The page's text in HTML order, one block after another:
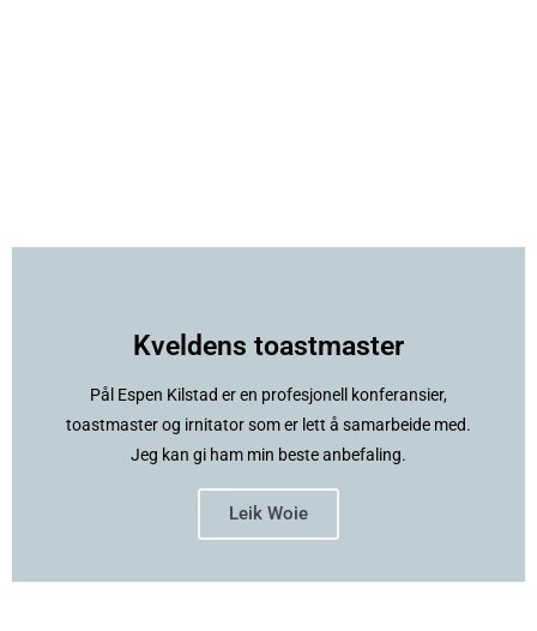
Kveldens toastmaster
Pål Espen Kilstad er en profesjonell konferansier,
toastmaster og irnitator som er lett å samarbeide med.
Jeg kan gi ham min beste anbefaling.
Leik Woie